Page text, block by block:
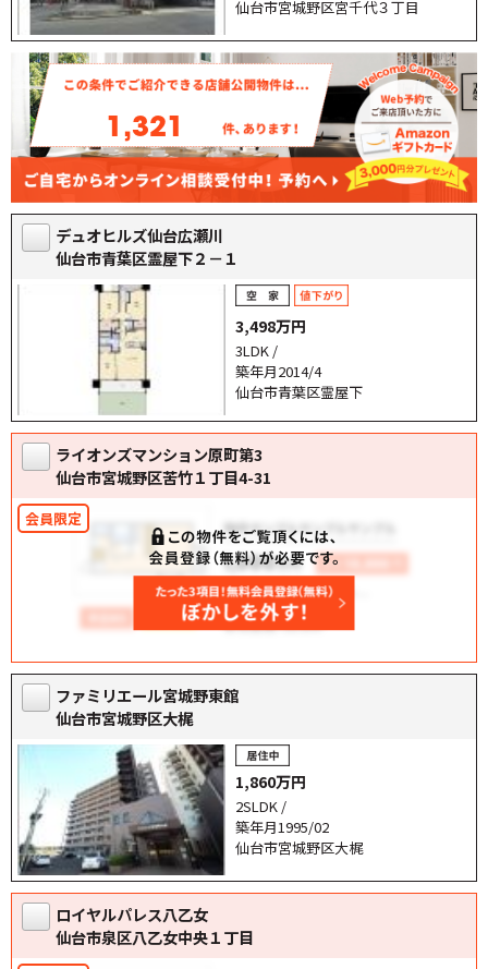
仙台市宮城野区宮千代３丁目
1,321
デュオヒルズ仙台広瀬川
仙台市青葉区霊屋下２－１
3,498万円
3LDK /
築年月2014/4
仙台市青葉区霊屋下
ライオンズマンション原町第3
仙台市宮城野区苦竹１丁目4-31
ファミリエール宮城野東館
仙台市宮城野区大梶
1,860万円
2SLDK /
築年月1995/02
仙台市宮城野区大梶
ロイヤルパレス八乙女
仙台市泉区八乙女中央１丁目